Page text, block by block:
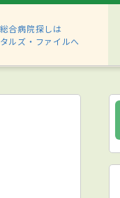
合病院探しは
ルズ・ファイルへ